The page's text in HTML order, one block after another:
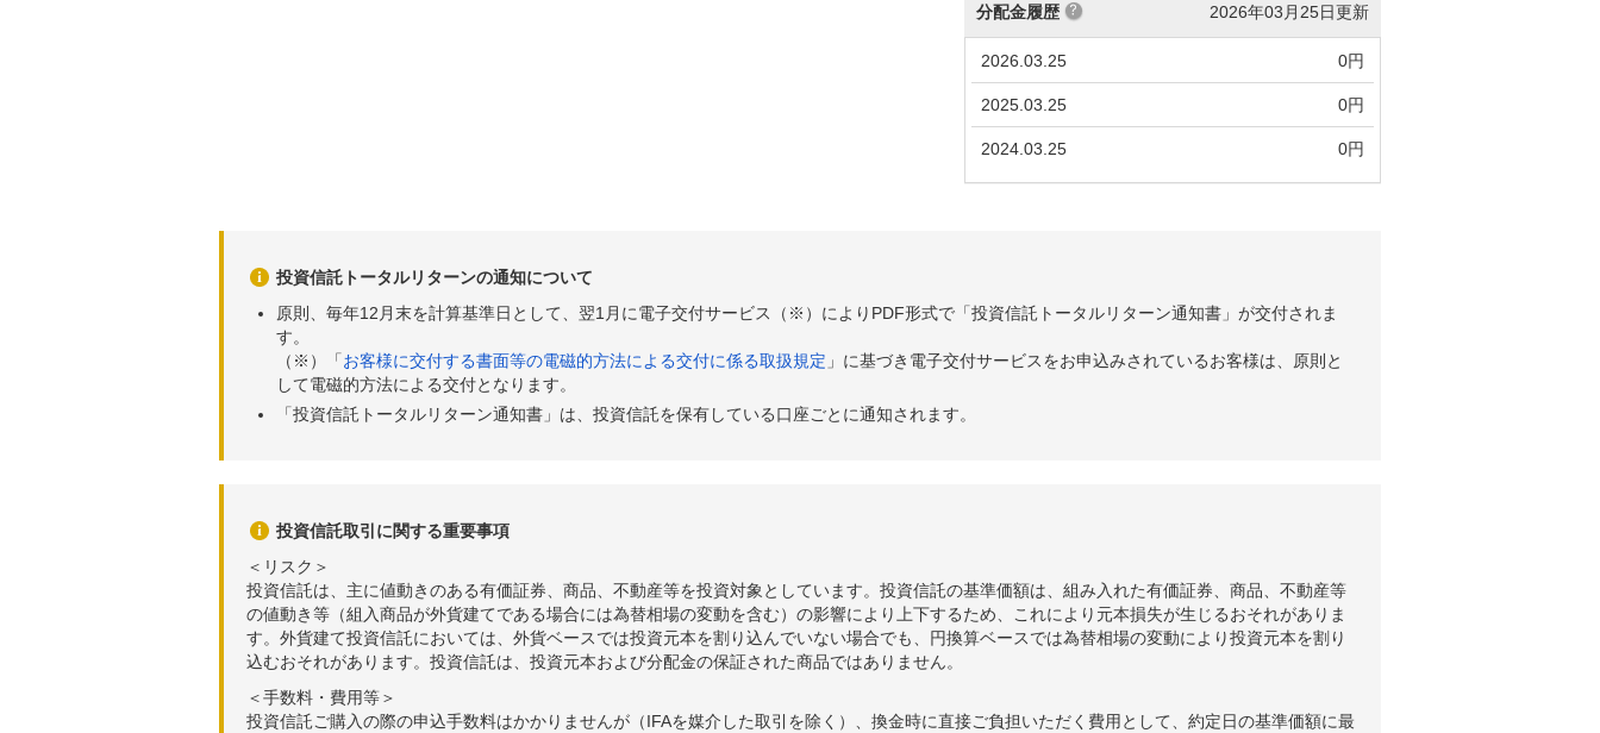
2026年03月25日更新
分配金履歴
2026.03.25 0円
2025.03.25 0円
2024.03.25 0円
投資信託トータルリターンの通知について
原則、毎年12月末を計算基準日として、翌1月に電子交付サービス（※）によりPDF形式で「投資信託トータルリターン通知書」が交付されま
す。
（※）「お客様に交付する書面等の電磁的方法による交付に係る取扱規定 」に基づき電子交付サービスをお申込みされているお客様は、原則と
して電磁的方法による交付となります。
「投資信託トータルリターン通知書」は、投資信託を保有している口座ごとに通知されます。
投資信託取引に関する重要事項
＜リスク＞
投資信託は、主に値動きのある有価証券、商品、不動産等を投資対象としています。投資信託の基準価額は、組み入れた有価証券、商品、不動産等
の値動き等（組入商品が外貨建てである場合には為替相場の変動を含む）の影響により上下するため、これにより元本損失が生じるおそれがありま
す。外貨建て投資信託においては、外貨ベースでは投資元本を割り込んでいない場合でも、円換算ベースでは為替相場の変動により投資元本を割り
込むおそれがあります。投資信託は、投資元本および分配金の保証された商品ではありません。
＜手数料・費用等＞
投資信託ご購入の際の申込手数料はかかりませんが（IFAを媒介した取引を除く）、換金時に直接ご負担いただく費用として、約定日の基準価額に最